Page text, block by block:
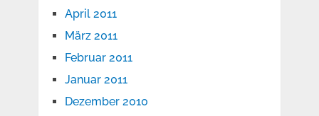
April 2011
März 2011
Februar 2011
Januar 2011
Dezember 2010